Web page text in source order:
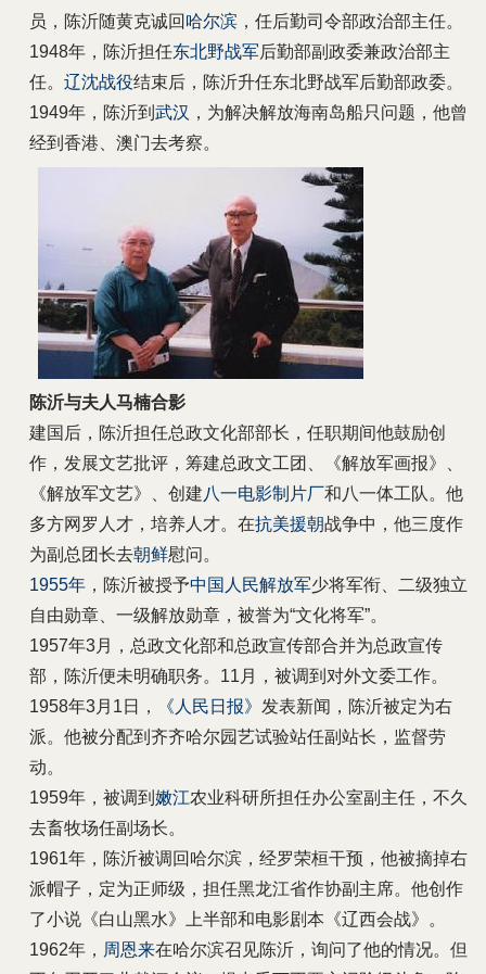
员，陈沂随黄克诚回 哈尔滨 ，任后勤司令部政治部主任。
1948年，陈沂担任东北野战军后勤部副政委兼政治部主
任。 辽沈战役结束后，陈沂升任东北野战军后勤部政委。
1949年，陈沂到 武汉 ，为解决解放海南岛船只问题，他曾
经到香港、澳门去考察。
陈沂与夫人马楠合影
建国后，陈沂担任总政文化部部长，任职期间他鼓励创
作，发展文艺批评，筹建总政文工团、《解放军画报》、
《解放军文艺》、创建八一电影制片厂和八一体工队。他
多方网罗人才，培养人才。在抗美援朝战争中，他三度作
为副总团长去朝鲜慰问。
1955年 ，陈沂被授予中国人民解放军少将军衔、二级独立
自由勋章、一级解放勋章，被誉为“文化将军”。
1957年3月，总政文化部和总政宣传部合并为总政宣传
部，陈沂便未明确职务。11月，被调到对外文委工作。
1958年3月1日，
《人民日报》 发表新闻，陈沂被定为右
派。他被分配到齐齐哈尔园艺试验站任副站长，监督劳
动。
1959年，被调到 嫩江农业科研所担任办公室副主任，不久
去畜牧场任副场长。
1961年，陈沂被调回哈尔滨，经罗荣桓干预，他被摘掉右
派帽子，定为正师级，担任黑龙江省作协副主席。他创作
了小说《白山黑水》上半部和电影剧本《辽西会战》。
1962年， 周恩来在哈尔滨召见陈沂，询问了他的情况。但